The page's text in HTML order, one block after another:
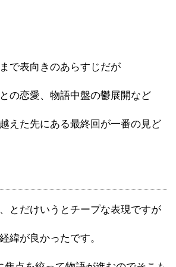
で表向きのあらすじだが
の恋愛、物語中盤の鬱展開など
えた先にある最終回が一番の見ど
とだけいうとチープな表現ですが
緯が良かったです。